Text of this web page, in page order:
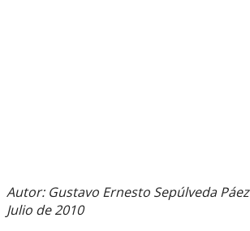
Autor: Gustavo Ernesto Sepúlveda Páez
Julio de 2010